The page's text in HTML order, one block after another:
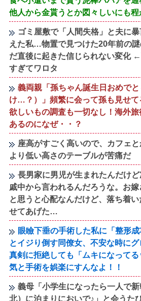
他人から金貰うとか図々しいにも程
ゴミ屋敷で「人間失格」と夫に
えた私…物置で見つけた20年前の
だ直後に起きた信じられない変化
すぎてワロタ
義両親「孫ちゃん誕生日おめで
け…？）」頻繁に会って孫も見せて
欲しいもの調査も一切なし！海外
あるのになぜ・・？
座高がすごく高いので、カフェ
より低い高さのテーブルが苦痛だ
長男家に男児が生まれたんだけ
戚中から言われるんだろうな。お
と思うと心配なんだけど、落ち着
せてあげた…
眼瞼下垂の手術した私に「整形成
とイジり倒す同僚女、不安な時にグ
真剣に拒絶しても「ムキになって
気と手術を娯楽にすんなよ！！
義母「小学生になったら一人で
北）に泊まりにおいで♪」と会う